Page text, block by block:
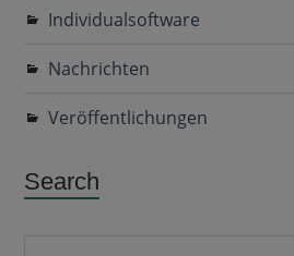
Individualsoftware
Nachrichten
Veröffentlichungen
Search